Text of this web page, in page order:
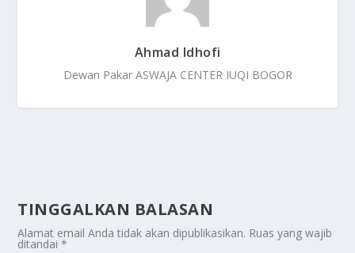
Ahmad Idhofi
Dewan Pakar ASWAJA CENTER IUQI BOGOR
TINGGALKAN BALASAN
Alamat email Anda tidak akan dipublikasikan. Ruas yang wajib
ditandai*